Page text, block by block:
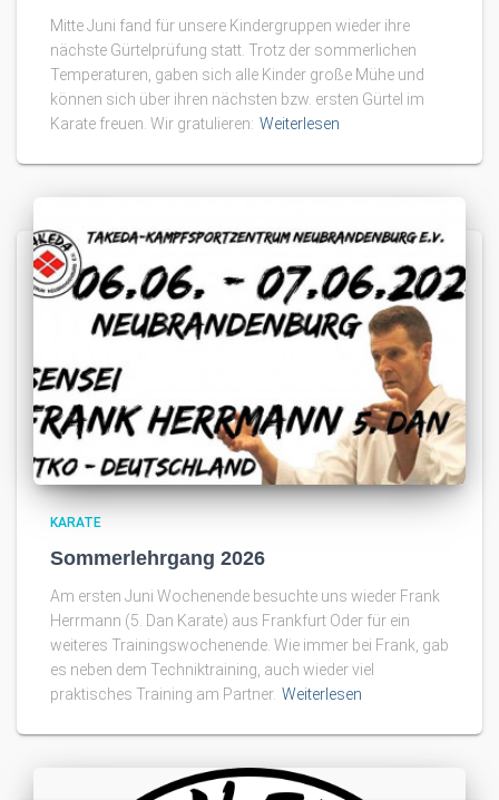
Mitte Juni fand für unsere Kindergruppen wieder ihre
nächste Gürtelprüfung statt. Trotz der sommerlichen
Temperaturen, gaben sich alle Kinder große Mühe und
können sich über ihren nächsten bzw. ersten Gürtel im
Karate freuen. Wir gratulieren: Weiterlesen
KARATE
Sommerlehrgang 2026
Am ersten Juni Wochenende besuchte uns wieder Frank
Herrmann (5. Dan Karate) aus Frankfurt Oder für ein
weiteres Trainingswochenende. Wie immer bei Frank, gab
es neben dem Techniktraining, auch wieder viel
praktisches Training am Partner. Weiterlesen